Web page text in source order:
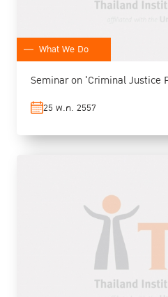
What We Do
Seminar on 'Criminal Justice
25 พ.ค. 2557